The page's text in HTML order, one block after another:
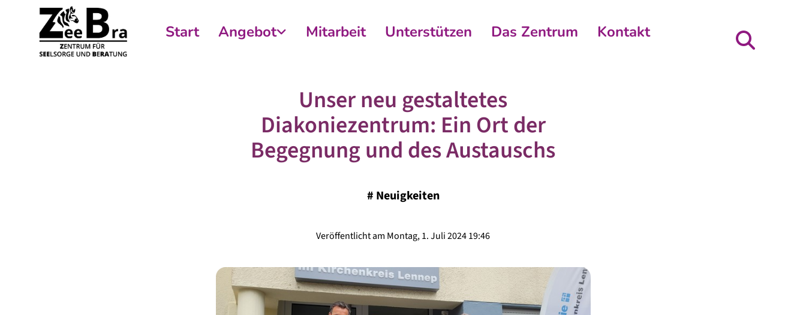
Start Angebot Mitarbeit Unterstützen Das Zentrum Kontakt
Unser neu gestaltetes
Diakoniezentrum: Ein Ort der
Begegnung und des Austauschs
# Neuigkeiten
Veröffentlicht am Montag, 1. Juli 2024 19:46